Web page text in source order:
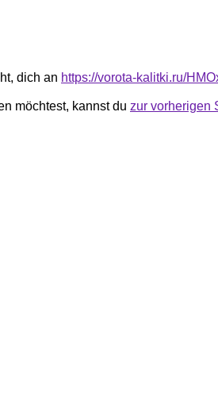
dich an https://vorota-kalitki.ru/
möchtest, kannst du zur vorherigen